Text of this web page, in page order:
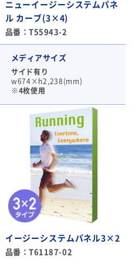
ニューイージーシステムパネ
ル カーブ(3×4)
品番：T55943-2
メディアサイズ
サイド有り
w674×h2,238(mm)
※4枚使用
イージーシステムパネル3×2
品番：T61187-02